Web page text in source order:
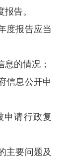
告。
度报告应当
息的情况；
信息公开申
申请行政复
主要问题及